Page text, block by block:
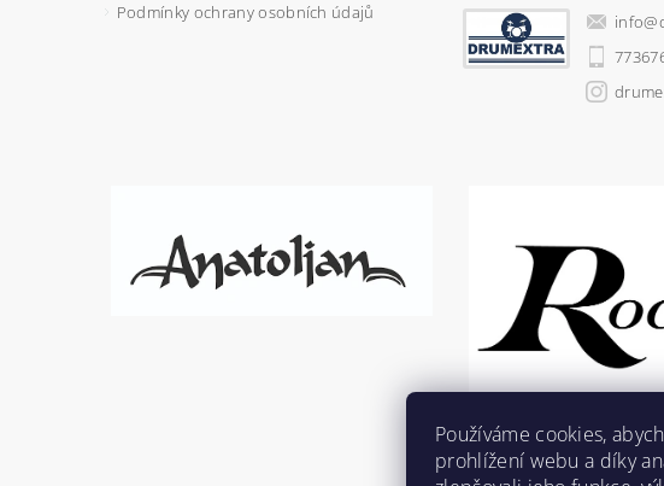
Podmínky ochrany osobních údajů info@
Používáme cookies,
prohlížení webu a díky